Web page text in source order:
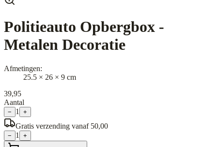
Politieauto Opbergbox -
Metalen Decoratie
Afmetingen:
25.5 × 26 × 9 cm
39,95
Aantal
− 1 +
Gratis verzending vanaf 50,00
− 1 +